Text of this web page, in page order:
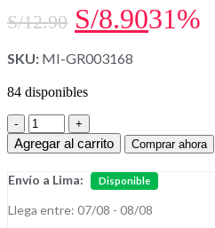
S/12.90 El
precio
original
era:
S/12.90.
S/8.90El
S/8.90.
31%
SKU: MI-GR003168
84 disponibles
Set
de
4
Táper
T293
Agregar al carrito Comprar ahora
Envío a Lima: Disponible
Llega entre: 07/08 - 08/08